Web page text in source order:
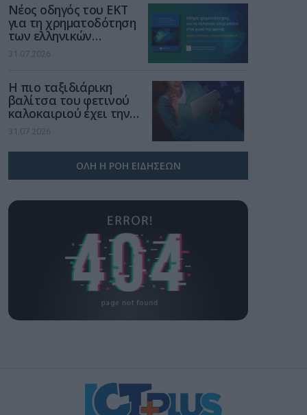
Νέος οδηγός του ΕΚΤ
για τη χρηματοδότηση
των ελληνικών
επιχειρήσεων στον
χώρο της άμυνας
31.07.2026
Η πιο ταξιδιάρικη
βαλίτσα του φετινού
καλοκαιριού έχει την
υπογραφή της Xiaomi
31.07.2026
ΟΛΗ Η ΡΟΗ ΕΙΔΗΣΕΩΝ